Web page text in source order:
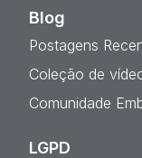
Blog
Postagens
Coleção de
Comunidade
LGPD